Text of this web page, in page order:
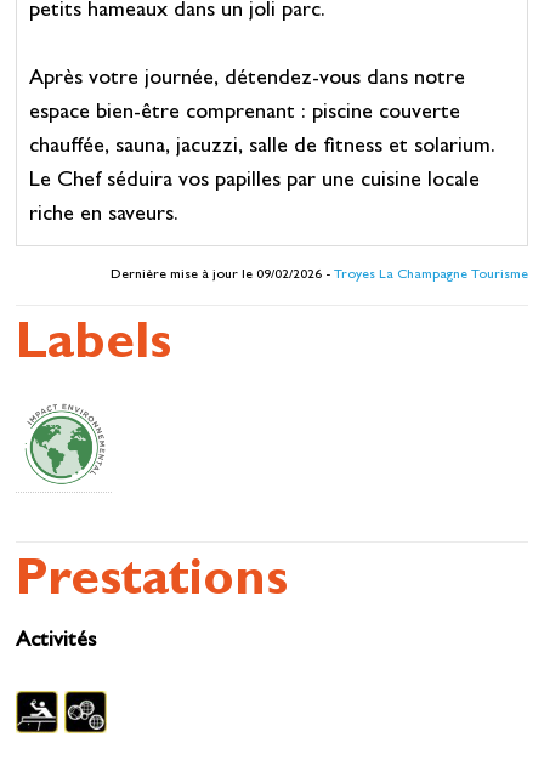
petits hameaux dans un joli parc.
Après votre journée, détendez-vous dans notre
espace bien-être comprenant : piscine couverte
chauffée, sauna, jacuzzi, salle de fitness et solarium.
Le Chef séduira vos papilles par une cuisine locale
riche en saveurs.
Dernière mise à jour le 09/02/2026 -Troyes La Champagne Tourisme
Labels
Prestations
Activités